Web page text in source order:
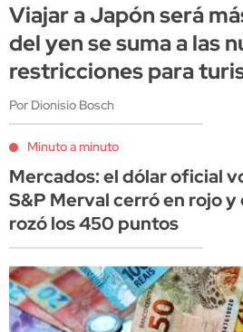
Viajar a Japón será
del yen se suma a las
restricciones para
Por Dionisio Bosch
Minuto a minuto
Mercados: el dólar oficial
S&P Merval cerró en rojo y
rozó los 450 puntos